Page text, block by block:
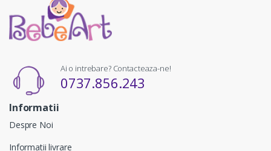
Ai o intrebare? Contacteaza-ne!
0737.856.243
Informatii
Despre Noi
Informatii livrare